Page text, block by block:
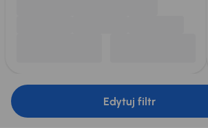
Edytuj filtr